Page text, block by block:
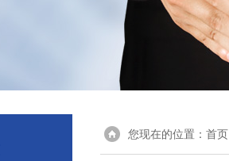
您现在的位置： 首页